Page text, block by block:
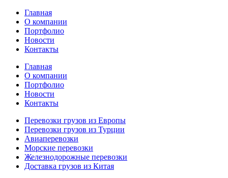
Главная
О компании
Портфолио
Новости
Контакты
Главная
О компании
Портфолио
Новости
Контакты
Перевозки грузов из Европы
Перевозки грузов из Турции
Авиаперевозки
Морские перевозки
Железнодорожные перевозки
Доставка грузов из Китая